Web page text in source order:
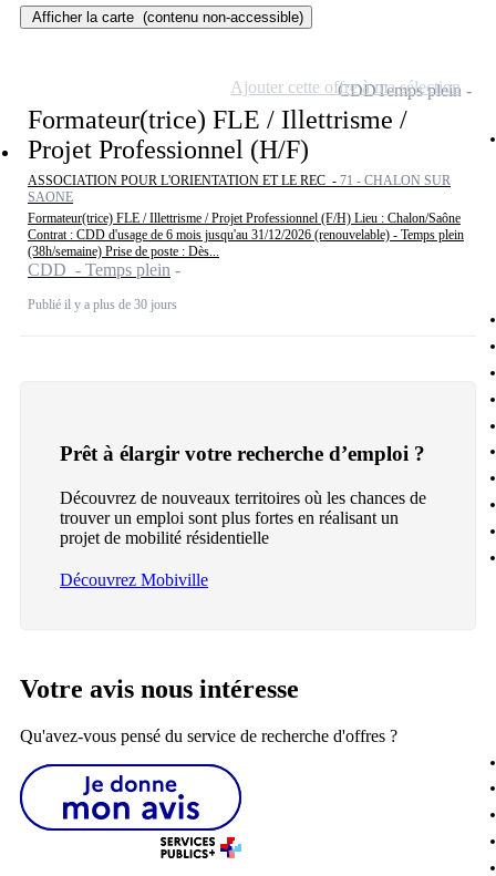
Afficher la carte (contenu non-accessible)
Formateur(trice) FLE / Illettrisme /
Projet Professionnel (H/F)
ASSOCIATION POUR L'ORIENTATION ET LE REC - 71 - CHALON SUR
SAONE
Formateur(trice) FLE / Illettrisme / Projet Professionnel (F/H) Lieu : Chalon/Saône
Contrat : CDD d'usage de 6 mois jusqu'au 31/12/2026 (renouvelable) - Temps plein
(38h/semaine) Prise de poste : Dès...
CDD - Temps plein
Publié il y a plus de 30 jours
CDDTemps plein
Ajouter cette offre à ma sélection
Prêt à élargir votre recherche d’emploi ?
Découvrez de nouveaux territoires où les chances de
trouver un emploi sont plus fortes en réalisant un
projet de mobilité résidentielle
Découvrez Mobiville
Votre avis nous intéresse
Qu'avez-vous pensé du service de recherche d'offres ?